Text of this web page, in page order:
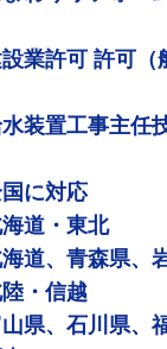
業許可 許可（
装置工事主任
に対応
道・東北
道、青森県、
・信越
県、石川県、